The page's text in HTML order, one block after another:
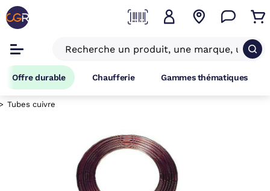
Offre durable Chaufferie Gammes thématiques
Tubes cuivre